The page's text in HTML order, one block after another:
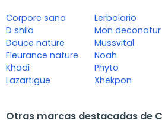
Corpore sano
D shila
Douce nature
Fleurance nature
Khadi
Lazartigue
Lerbolario
Mon deconatur
Mussvital
Noah
Phyto
Xhekpon
Otras marcas destacadas de